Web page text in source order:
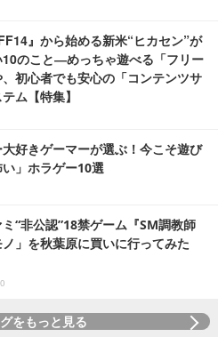
』から始める新米“ヒカセン”が
10のこと―めっちゃ遊べる「フリー
、初心者でも安心の「コンテンツサ
ム【特集】
大好きゲーマーが選ぶ！今こそ遊び
」ホラゲー10選
“非公認”18禁ゲーム『SM調教師
」を秋葉原に買いに行ってみた
をもっと見る